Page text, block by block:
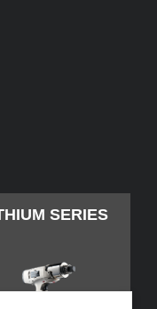
SERIES